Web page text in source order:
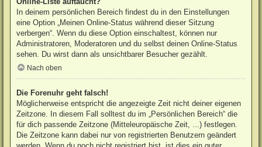
In deinem persönlichen Bereich findest du in den Einstellungen
eine Option „Meinen Online-Status während dieser Sitzung
verbergen“. Wenn du diese Option einschaltest, können nur
Administratoren, Moderatoren und du selbst deinen Online-Status
sehen. Du wirst dann als unsichtbarer Besucher gezählt.
Nach oben
Die Forenuhr geht falsch!
Möglicherweise entspricht die angezeigte Zeit nicht deiner eigenen
Zeitzone. In diesem Fall solltest du im „Persönlichen Bereich“ die
für dich passende Zeitzone (Mitteleuropäische Zeit, ...) festlegen.
Die Zeitzone kann dabei nur von registrierten Benutzern geändert